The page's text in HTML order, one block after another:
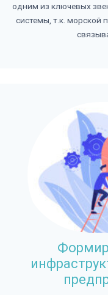
одним из ключевых
системы, т.к. морской